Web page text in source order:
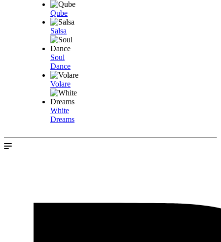
Qube
Salsa
Soul
Dance
Volare
White
Dreams